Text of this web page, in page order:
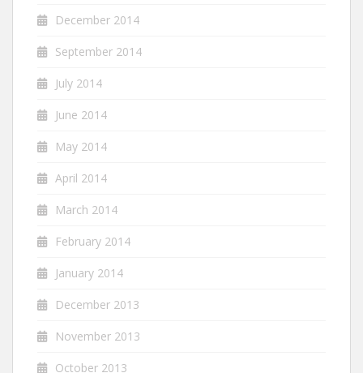
December 2014
September 2014
July 2014
June 2014
May 2014
April 2014
March 2014
February 2014
January 2014
December 2013
November 2013
October 2013